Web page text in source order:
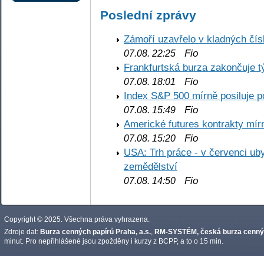
Poslední zprávy
Zámoří uzavřelo v kladných
07.08. 22:25 Fio
Frankfurtská burza zakončuje
07.08. 18:01
Fio
Index S&P 500 mírně posiluje
07.08. 15:49 Fio
Americké futures kontrakty
07.08. 15:20 Fio
USA: Trh práce - v červenci
zemědělství
07.08. 14:50 Fio
Copyright © 2025. Všechna práva vyhrazena.
Zdroje dat: Burza cenných papírů Praha, a.s., RM-SYSTÉM, česká burza
minut. Pro nepřihlášené jsou zpožděny i kurzy z BCPP, a to o 15 min.